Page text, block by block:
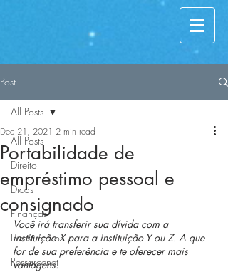
Post
All Posts
Direito
Dicas
Finanças
Investimentos
Ressarcenet
All Posts
Portabilidade de
empréstimo pessoal e
consignado
Dec 21, 2021 2 min read
Você irá transferir sua dívida com a
instituição X para a instituição Y ou Z. A que
for de sua preferência e te oferecer mais
vantagens.